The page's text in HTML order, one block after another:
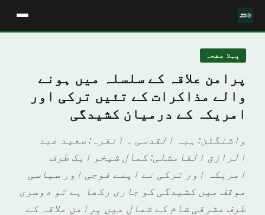
پہلا صفحہ
پرامن علاقہ کے سلسلہ میں ہونے
والے مذاکرات کے تئیں ترکی اور
امریکہ کے درمیان کشیدگی
واشنگٹن: ہبہ القدسی ۔ انقرہ: سعید عبد
الرازق القامشلی: کمال شیخو ایک طرف
امریکہ اور ترکی نے اپنے فوجی اور سیاسی
موقف میں کشیدگی کو جاری رکھا ہے تو دوسری
طرف مشرقی شام کے شمال میں پرامن علاقہ کے